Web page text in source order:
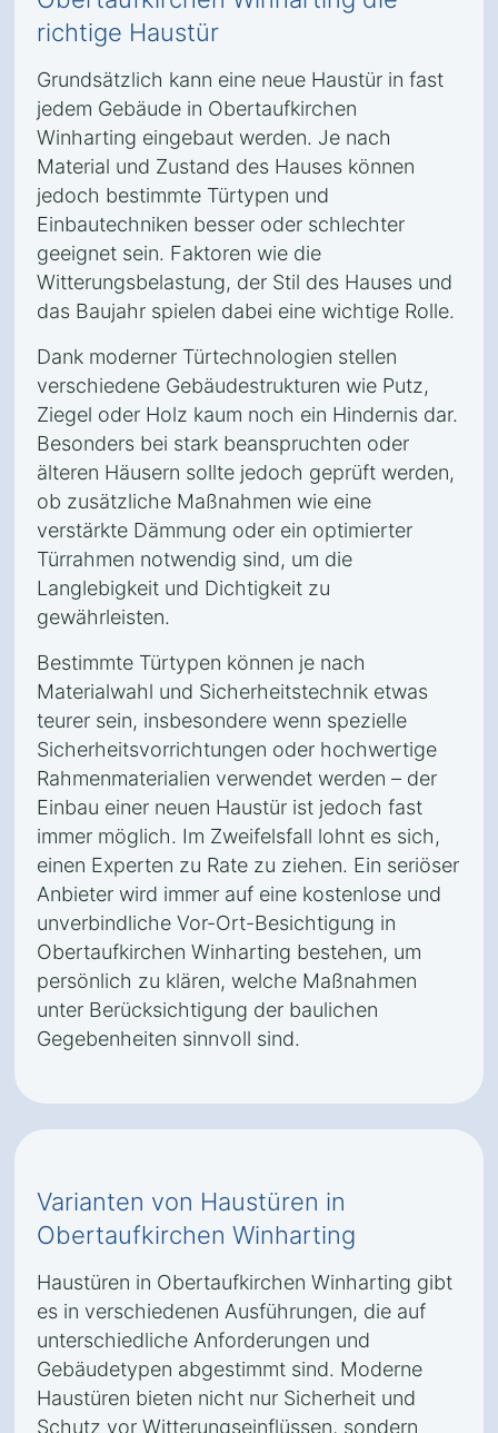
richtige Haustür
Grundsätzlich kann eine neue Haustür in fast
jedem Gebäude in Obertaufkirchen
Winharting eingebaut werden. Je nach
Material und Zustand des Hauses können
jedoch bestimmte Türtypen und
Einbautechniken besser oder schlechter
geeignet sein. Faktoren wie die
Witterungsbelastung, der Stil des Hauses und
das Baujahr spielen dabei eine wichtige Rolle.
Dank moderner Türtechnologien stellen
verschiedene Gebäudestrukturen wie Putz,
Ziegel oder Holz kaum noch ein Hindernis dar.
Besonders bei stark beanspruchten oder
älteren Häusern sollte jedoch geprüft werden,
ob zusätzliche Maßnahmen wie eine
verstärkte Dämmung oder ein optimierter
Türrahmen notwendig sind, um die
Langlebigkeit und Dichtigkeit zu
gewährleisten.
Bestimmte Türtypen können je nach
Materialwahl und Sicherheitstechnik etwas
teurer sein, insbesondere wenn spezielle
Sicherheitsvorrichtungen oder hochwertige
Rahmenmaterialien verwendet werden – der
Einbau einer neuen Haustür ist jedoch fast
immer möglich. Im Zweifelsfall lohnt es sich,
einen Experten zu Rate zu ziehen. Ein seriöser
Anbieter wird immer auf eine kostenlose und
unverbindliche Vor-Ort-Besichtigung in
Obertaufkirchen Winharting bestehen, um
persönlich zu klären, welche Maßnahmen
unter Berücksichtigung der baulichen
Gegebenheiten sinnvoll sind.
Varianten von Haustüren in
Obertaufkirchen Winharting
Haustüren in Obertaufkirchen Winharting gibt
es in verschiedenen Ausführungen, die auf
unterschiedliche Anforderungen und
Gebäudetypen abgestimmt sind. Moderne
Haustüren bieten nicht nur Sicherheit und
Schutz vor Witterungseinflüssen, sondern